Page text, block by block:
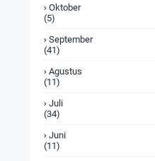
Oktober
(5)
September
(41)
Agustus
(11)
Juli
(34)
Juni
(11)